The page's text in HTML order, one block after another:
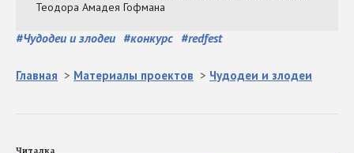
#Чудодеи и злодеи #конкурс #redfest
Главная > Материалы проектов > Чудодеи и злодеи